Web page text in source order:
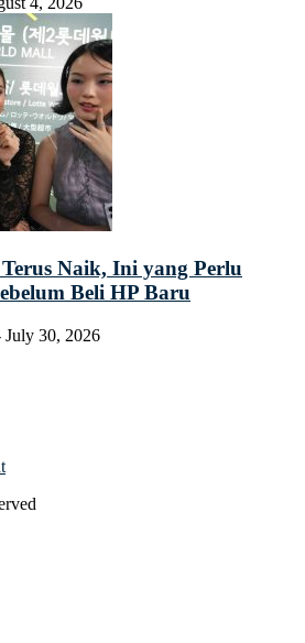
Naik, Ini yang Perlu
Beli HP Baru
July 30, 2026